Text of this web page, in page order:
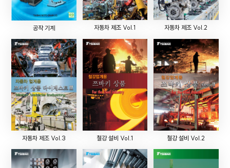
공작 기계 자동차 제조 Vol.1 자동차 제조 Vol.2
자동차 제조 Vol.3 철강 설비 Vol.1 철강 설비 Vol.2